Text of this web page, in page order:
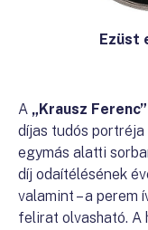
Ezüst
A „Krausz Ferenc”
díjas tudós
egymás alatti
díj odaítélésének
valamint – a perem
felirat olvasható. A